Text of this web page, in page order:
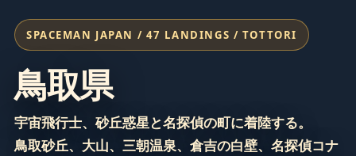
SPACEMAN JAPAN / 47 LANDINGS / TOTTORI
鳥取県
宇宙飛行士、砂丘惑星と名探偵の町に着陸する。
鳥取砂丘、大山、三朝温泉、倉吉の白壁、名探偵コナ